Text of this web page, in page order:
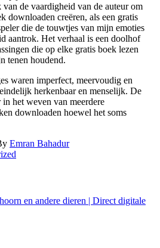
de vaardigheid van de auteur om
downloaden creëren, als een gratis
die de touwtjes van mijn emoties
aantrok. Het verhaal is een doolhof
die op elke gratis boek lezen
tenen houdend.
waren imperfect, meervoudig en
herkenbaar en menselijk. De
het weven van meerdere
downloaden hoewel het soms
Emran Bahadur
en andere dieren | Direct digitale